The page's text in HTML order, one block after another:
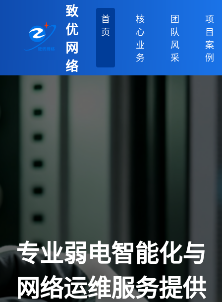
致
优
网
络
首
页
核
心
业
务
团
队
风
采
项
目
案
例
专业弱电智能化与
网络运维服务提供